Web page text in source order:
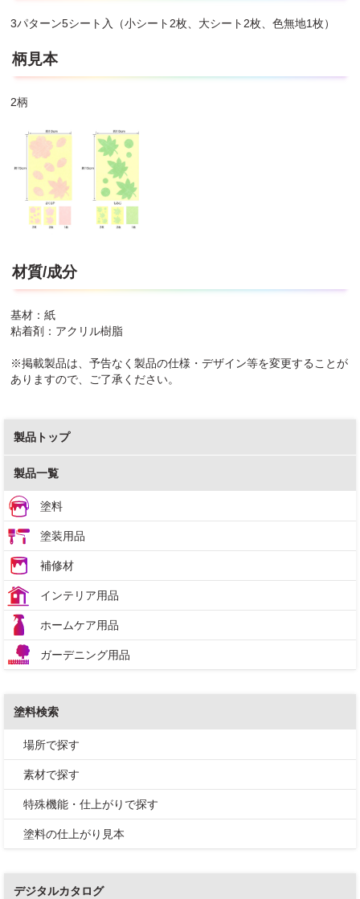
3パターン5シート入（小シート2枚、大シート2枚、色無地1枚）
柄見本
2柄
材質/成分
基材：紙
粘着剤：アクリル樹脂
※掲載製品は、予告なく製品の仕様・デザイン等を変更することが
ありますので、ご了承ください。
製品トップ
製品一覧
塗料
塗装用品
補修材
インテリア用品
ホームケア用品
ガーデニング用品
塗料検索
場所で探す
素材で探す
特殊機能・仕上がりで探す
塗料の仕上がり見本
デジタルカタログ